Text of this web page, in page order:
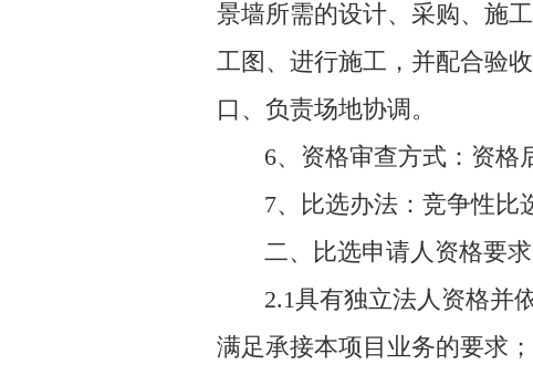
景墙所需的设计、采购、施
工图、进行施工，并配合验
口、负责场地协调。
6、资格审查方式：资格
7、比选办法：竞争性比
二、比选申请人资格要求
2.1具有独立法人资格并
满足承接本项目业务的要求；